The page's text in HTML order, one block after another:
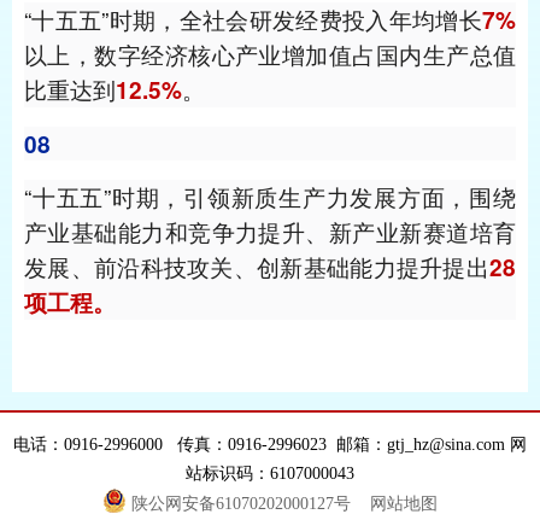
“十五五”时期，全社会研发经费投入年均增长7%
以上，数字经济核心产业增加值占国内生产总值
比重达到12.5%。
08
“十五五”时期，引领新质生产力发展方面，围绕
产业基础能力和竞争力提升、新产业新赛道培育
发展、前沿科技攻关、创新基础能力提升提出28
项工程。
电话：0916-2996000 传真：0916-2996023 邮箱：gtj_hz@sina.com 网
站标识码：6107000043
陕公网安备61070202000127号
网站地图